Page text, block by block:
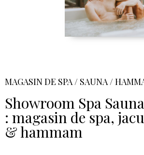
MAGASIN DE SPA / SAUNA /
Showroom Spa
: magasin de spa,
& hammam